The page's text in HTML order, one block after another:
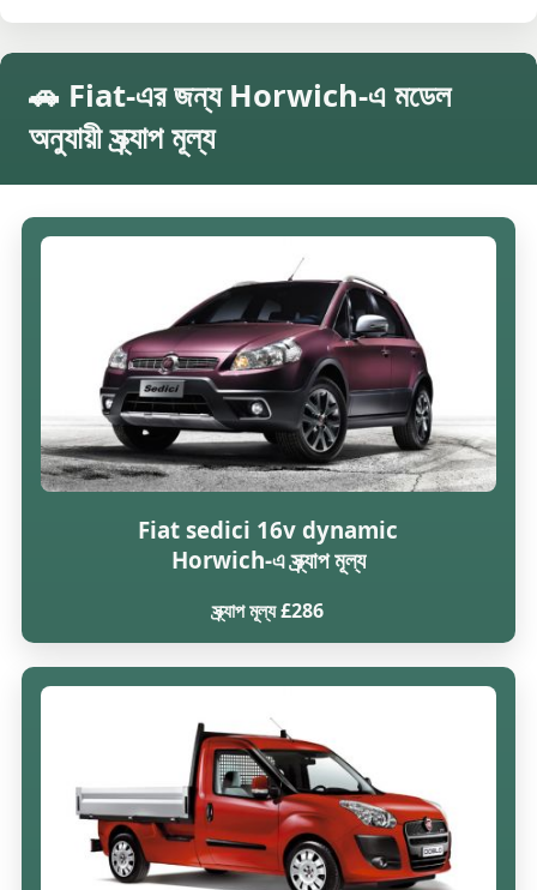
🚗 Fiat-এর জন্য Horwich-এ মডেল
অনুযায়ী স্ক্র্যাপ মূল্য
Fiat sedici 16v dynamic
Horwich-এ স্ক্র্যাপ মূল্য
স্ক্র্যাপ মূল্য £286